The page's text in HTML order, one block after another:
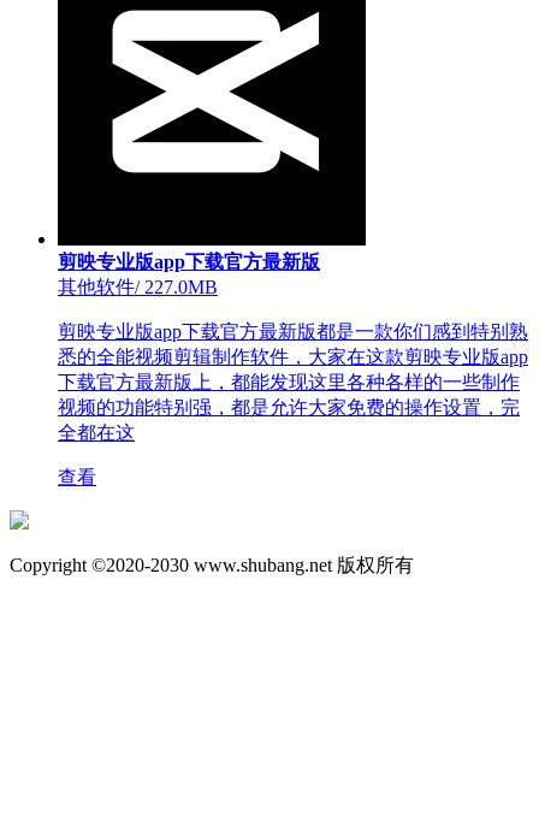
剪映专业版app下载官方最新版
其他软件/227.0MB
剪映专业版app下载官方最新版都是一款你们感到特别熟
悉的全能视频剪辑制作软件，大家在这款剪映专业版app
下载官方最新版上，都能发现这里各种各样的一些制作
视频的功能特别强，都是允许大家免费的操作设置，完
全都在这
查看
Copyright ©2020-2030 www.shubang.net 版权所有